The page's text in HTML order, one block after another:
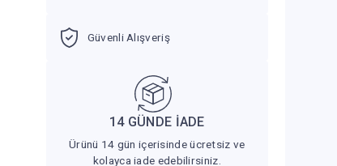
Güvenli Alışveriş
14 GÜNDE İADE
Ürünü 14 gün içerisinde ücretsiz ve
kolayca iade edebilirsiniz.